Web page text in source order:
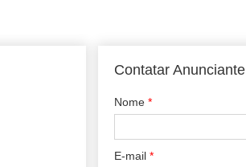
Contatar Anunciante
Nome *
E-mail *